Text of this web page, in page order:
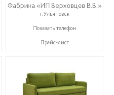
Фабрика «ИП Верховцев В.В.»
г.Ульяновск
8-987-637-27-82
Показать телефон
Прайс-лист